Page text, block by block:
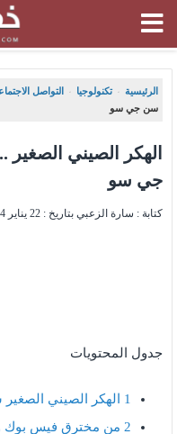
الرئيسية ، تكنولوجيا ، التواصل
سن جي سو
الهكر الصيني
جي سو
كتابة : سارة الزعبي بتاريخ : 22 يناير 2024 , 12:53
جدول المحتويات
1 الهكر الصيني
2 من مخترق فيس بوك